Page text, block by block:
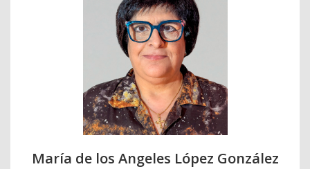
María de los Angeles López González